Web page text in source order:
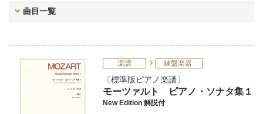
曲目一覧
楽譜 鍵盤楽器
標準版ピアノ楽譜
モーツァルト ピアノ・ソナタ集１
New Edition 解説付